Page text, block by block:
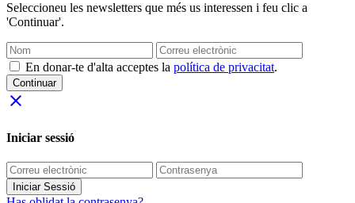
Seleccioneu les newsletters que més us interessen i feu clic a
'Continuar'.
En donar-te d'alta acceptes la política de privacitat.
Continuar
close
Iniciar sessió
Iniciar Sessió